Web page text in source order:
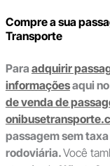
Compre a sua
Transporte
Para adquirir
informaçõesaqui
de venda de
passagem sem
rodoviária.Você